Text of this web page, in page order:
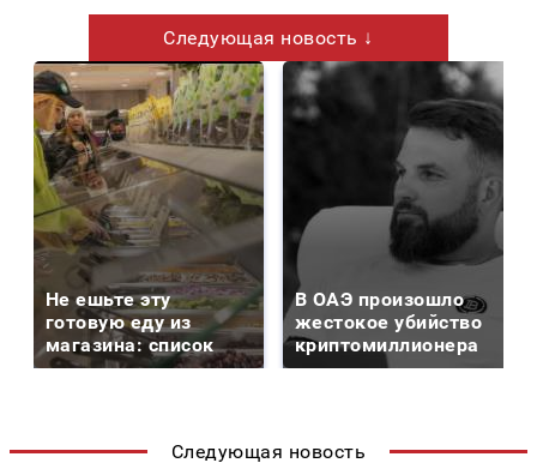
Следующая новость ↓
Не ешьте эту
готовую еду из
магазина: список
В ОАЭ произошло
жестокое убийство
криптомиллионера
Следующая новость